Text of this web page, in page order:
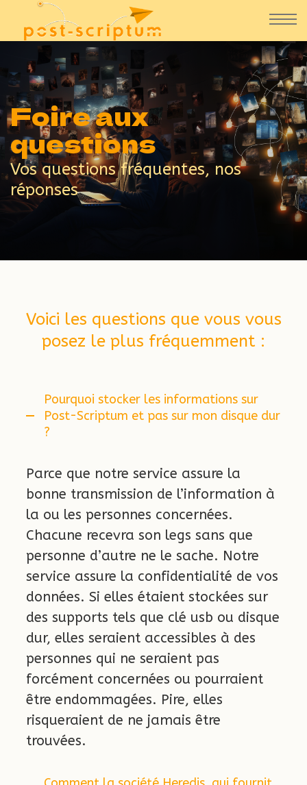
Foire aux
questions
Vos questions fréquentes, nos
réponses
Voici les questions que vous vous
posez le plus fréquemment :
Pourquoi stocker les informations sur
Post-Scriptum et pas sur mon disque dur
?
Parce que notre service assure la
bonne transmission de l’information à
la ou les personnes concernées.
Chacune recevra son legs sans que
personne d’autre ne le sache. Notre
service assure la confidentialité de vos
données. Si elles étaient stockées sur
des supports tels que clé usb ou disque
dur, elles seraient accessibles à des
personnes qui ne seraient pas
forcément concernées ou pourraient
être endommagées. Pire, elles
risqueraient de ne jamais être
trouvées.